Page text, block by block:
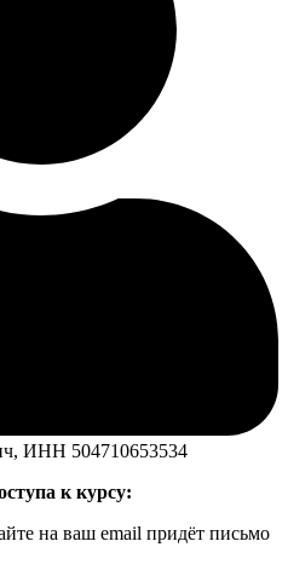
ИНН 504710653534
к курсу:
на ваш email придёт письмо